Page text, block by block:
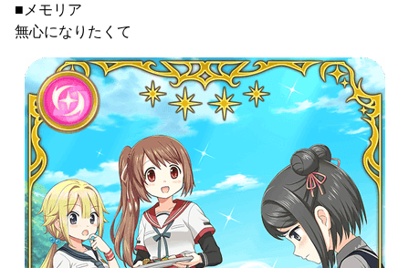
■メモリア
無心になりたくて